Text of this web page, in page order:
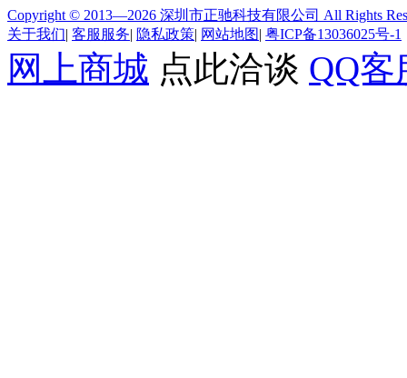
Copyright © 2013—2026 深圳市正驰科技有限公司 All Rights
关于我们| 客服服务| 隐私政策| 网站地图| 粤ICP备13036025号-1
网上商城 点此洽谈 QQ客